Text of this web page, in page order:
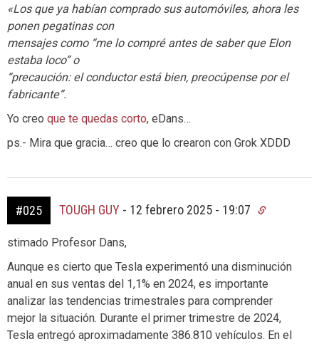
«Los que ya habían comprado sus automóviles, ahora les
ponen pegatinas con
mensajes como “me lo compré antes de saber que Elon
estaba loco” o
“precaución: el conductor está bien, preocúpense por el
fabricante”.
Yo creo que te quedas corto, eDans…
ps.- Mira que gracia… creo que lo crearon con Grok XDDD
#025 TOUGH GUY - 12 febrero 2025 - 19:07
stimado Profesor Dans,
Aunque es cierto que Tesla experimentó una disminución
anual en sus ventas del 1,1% en 2024, es importante
analizar las tendencias trimestrales para comprender
mejor la situación. Durante el primer trimestre de 2024,
Tesla entregó aproximadamente 386.810 vehículos. En el